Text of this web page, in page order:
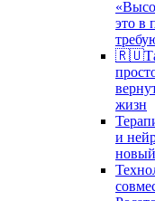
это в
жизн
и